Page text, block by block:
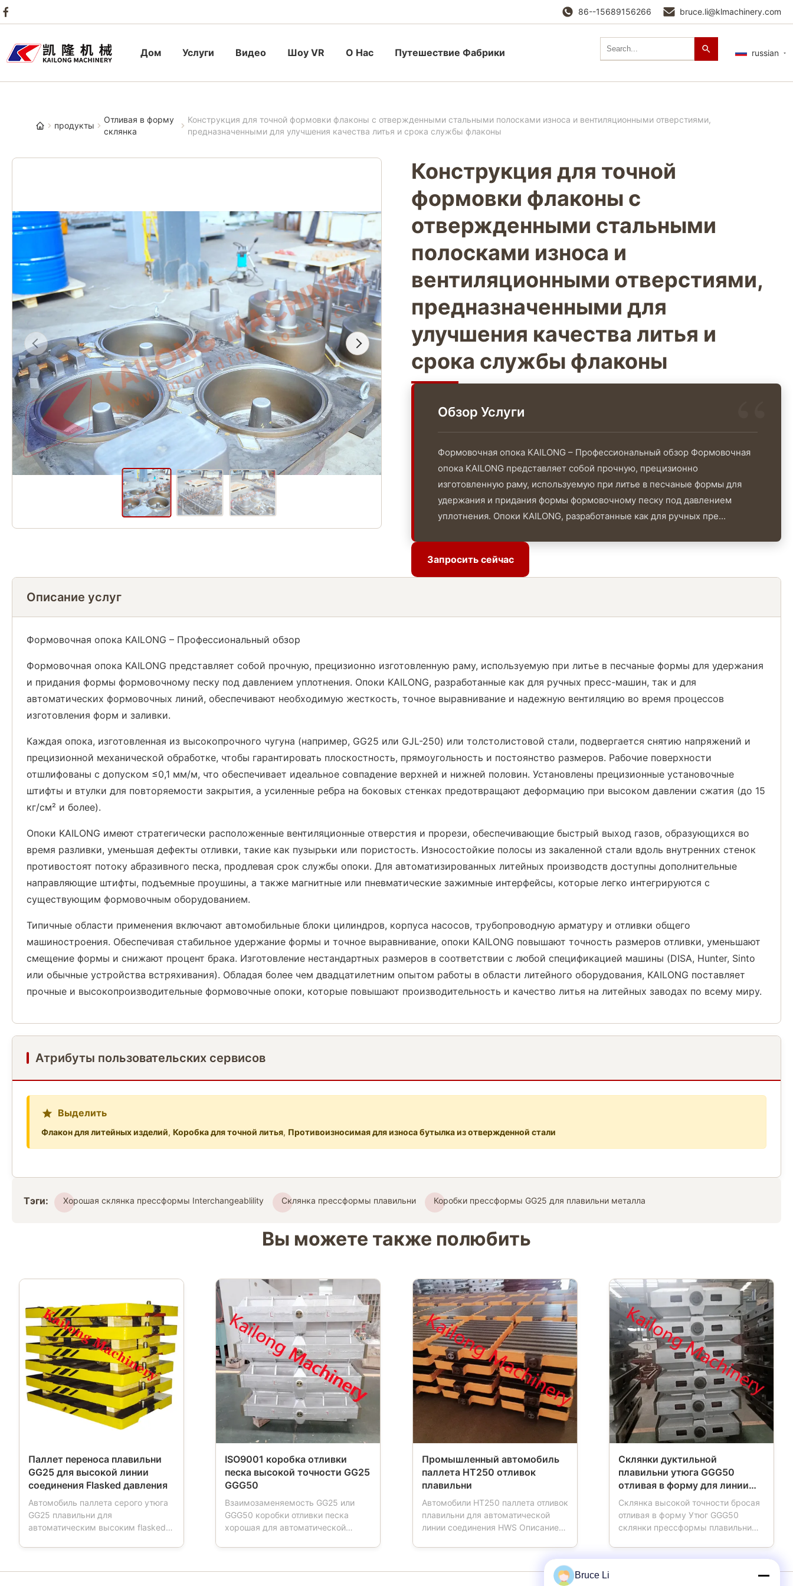
86--15689156266 bruce.li@klmachinery.com
Дом Услуги Видео Шоу VR О Нас Путешествие Фабрики russian
продукты
Отливая в форму
склянка
Конструкция для точной формовки флаконы с отвержденными стальными полосками износа и вентиляционными отверстиями,
предназначенными для улучшения качества литья и срока службы флаконы
Конструкция для точной
формовки флаконы с
отвержденными стальными
полосками износа и
вентиляционными отверстиями,
предназначенными для
улучшения качества литья и
срока службы флаконы
Обзор Услуги
Формовочная опока KAILONG – Профессиональный обзор Формовочная
опока KAILONG представляет собой прочную, прецизионно
изготовленную раму, используемую при литье в песчаные формы для
удержания и придания формы формовочному песку под давлением
уплотнения. Опоки KAILONG, разработанные как для ручных пре...
Запросить сейчас
Запросить сейчас
Описание услуг
Формовочная опока KAILONG – Профессиональный обзор
Формовочная опока KAILONG представляет собой прочную, прецизионно изготовленную раму, используемую при литье в песчаные формы для удержания
и придания формы формовочному песку под давлением уплотнения. Опоки KAILONG, разработанные как для ручных пресс-машин, так и для
автоматических формовочных линий, обеспечивают необходимую жесткость, точное выравнивание и надежную вентиляцию во время процессов
изготовления форм и заливки.
Каждая опока, изготовленная из высокопрочного чугуна (например, GG25 или GJL-250) или толстолистовой стали, подвергается снятию напряжений и
прецизионной механической обработке, чтобы гарантировать плоскостность, прямоугольность и постоянство размеров. Рабочие поверхности
отшлифованы с допуском ≤0,1 мм/м, что обеспечивает идеальное совпадение верхней и нижней половин. Установлены прецизионные установочные
штифты и втулки для повторяемости закрытия, а усиленные ребра на боковых стенках предотвращают деформацию при высоком давлении сжатия (до 15
кг/см² и более).
Опоки KAILONG имеют стратегически расположенные вентиляционные отверстия и прорези, обеспечивающие быстрый выход газов, образующихся во
время разливки, уменьшая дефекты отливки, такие как пузырьки или пористость. Износостойкие полосы из закаленной стали вдоль внутренних стенок
противостоят потоку абразивного песка, продлевая срок службы опоки. Для автоматизированных литейных производств доступны дополнительные
направляющие штифты, подъемные проушины, а также магнитные или пневматические зажимные интерфейсы, которые легко интегрируются с
существующим формовочным оборудованием.
Типичные области применения включают автомобильные блоки цилиндров, корпуса насосов, трубопроводную арматуру и отливки общего
машиностроения. Обеспечивая стабильное удержание формы и точное выравнивание, опоки KAILONG повышают точность размеров отливки, уменьшают
смещение формы и снижают процент брака. Изготовление нестандартных размеров в соответствии с любой спецификацией машины (DISA, Hunter, Sinto
или обычные устройства встряхивания). Обладая более чем двадцатилетним опытом работы в области литейного оборудования, KAILONG поставляет
прочные и высокопроизводительные формовочные опоки, которые повышают производительность и качество литья на литейных заводах по всему миру.
Атрибуты пользовательских сервисов
Выделить
Флакон для литейных изделий, Коробка для точной литья, Противоизносимая для износа бутылка из отвержденной стали
Тэги: Хорошая склянка прессформы Interchangeablility Склянка прессформы плавильни Коробки прессформы GG25 для плавильни металла
Вы можете также полюбить
Паллет переноса плавильни
GG25 для высокой линии
соединения Flasked давления
Автомобиль паллета серого утюга
GG25 плавильни для
автоматическим высоким flasked
ISO9001 коробка отливки
песка высокой точности GG25
GGG50
Взаимозаменяемость GG25 или
GGG50 коробки отливки песка
хорошая для автоматической
Промышленный автомобиль
паллета HT250 отливок
плавильни
Автомобили HT250 паллета отливок
плавильни для автоматической
линии соединения HWS Описание
плавильнях. Когда работы отливая
Склянки дуктильной
плавильни утюга GGG50
отливая в форму для линии
соединения HWS
автоматической
Склянка высокой точности бросая
отливая в форму Утюг GGG50
склянки прессформы плавильни
отливая в форму склянку, склянку
Bruce Li